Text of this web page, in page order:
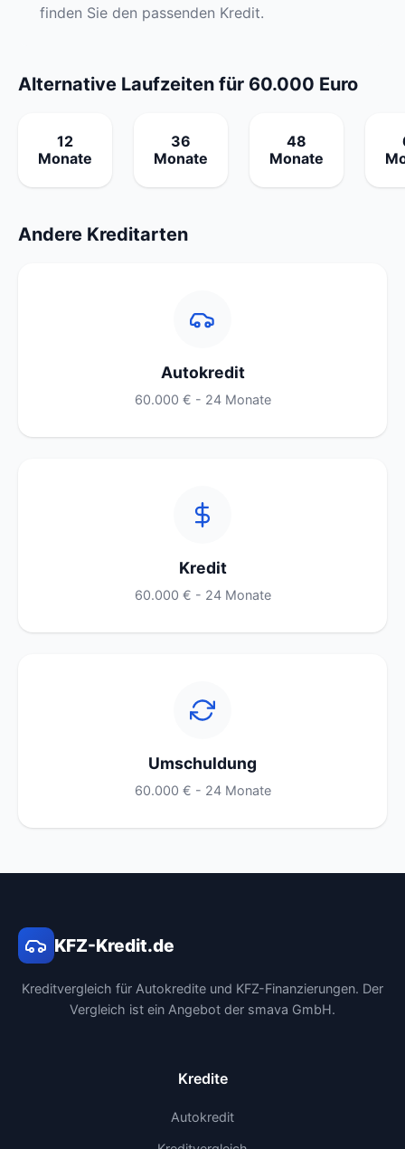
finden Sie den passenden Kredit.
Alternative Laufzeiten für 60.000 Euro
12
Monate
36
Monate
48
Monate
Andere Kreditarten
Autokredit
60.000 € - 24 Monate
Kredit
60.000 € - 24 Monate
Umschuldung
60.000 € - 24 Monate
KFZ-Kredit.de
Kreditvergleich für Autokredite und KFZ-Finanzierungen. Der
Vergleich ist ein Angebot der smava GmbH.
Kredite
Autokredit